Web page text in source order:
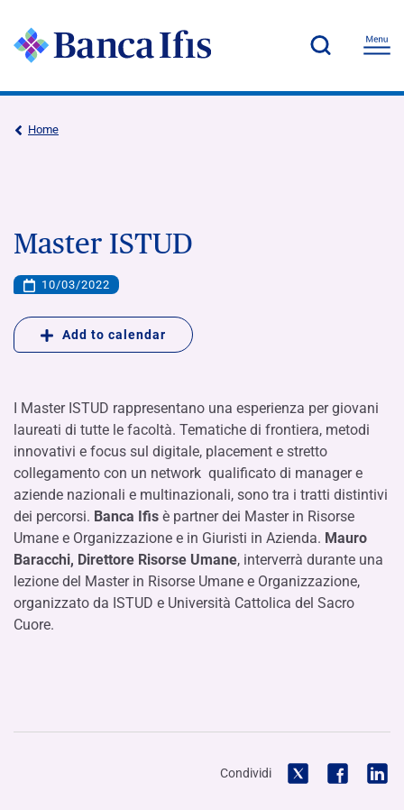
Home
Master ISTUD
10/03/2022
Add to calendar
I Master ISTUD rappresentano una esperienza per giovani
laureati di tutte le facoltà. Tematiche di frontiera, metodi
innovativi e focus sul digitale, placement e stretto
collegamento con un network qualificato di manager e
aziende nazionali e multinazionali, sono tra i tratti distintivi
dei percorsi. Banca Ifis è partner dei Master in Risorse
Umane e Organizzazione e in Giuristi in Azienda. Mauro
Baracchi, Direttore Risorse Umane, interverrà durante una
lezione del Master in Risorse Umane e Organizzazione,
organizzato da ISTUD e Università Cattolica del Sacro
Cuore.
Condividi